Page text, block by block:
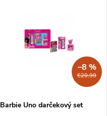
€20,99
–8 %
Barbie Uno darčekový set